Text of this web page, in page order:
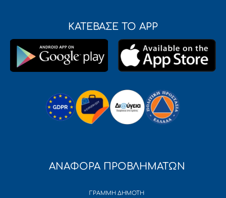
ΚΑΤΕΒΑΣΕ ΤΟ APP
ΑΝΑΦΟΡΑ ΠΡΟΒΛΗΜΑΤΩΝ
ΓΡΑΜΜΗ ΔΗΜΟΤΗ